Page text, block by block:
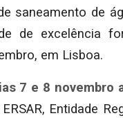
saneamento de
de excelência
em Lisboa.
7 e 8 novembro
Entidade